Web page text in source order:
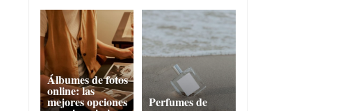
Álbumes de fotos
online: las
mejores opciones Perfumes de